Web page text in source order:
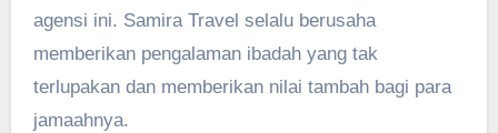
agensi ini. Samira Travel selalu berusaha
memberikan pengalaman ibadah yang tak
terlupakan dan memberikan nilai tambah bagi para
jamaahnya.